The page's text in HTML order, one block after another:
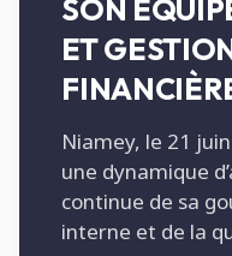
SON
ET
Niamey, le 21
une dynamique
continue de sa
interne et de la